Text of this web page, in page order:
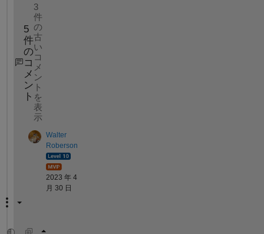
5
件
の
コ
メ
ン
ト
3
件
の
古
い
コ
メ
ン
ト
を
表
示
Walter
Roberson
2023 年 4
月 30 日